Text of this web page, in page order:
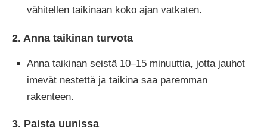
vähitellen taikinaan koko ajan vatkaten.
2. Anna taikinan turvota
Anna taikinan seistä 10–15 minuuttia, jotta jauhot
imevät nestettä ja taikina saa paremman
rakenteen.
3. Paista uunissa